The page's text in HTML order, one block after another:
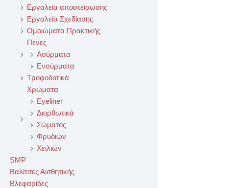
Εργαλεία αποστείρωσης
Εργαλεία Σχεδίασης
Ομοιώματα Πρακτικής
Πένες
Ασύρματα
Ενσύρματα
Τροφοδοτικά
Χρώματα
Eyeliner
Διορθωτικά
Σώματος
Φρυδιών
Χειλιών
SMP
Βαλίτσες Αισθητικής
Βλεφαρίδες